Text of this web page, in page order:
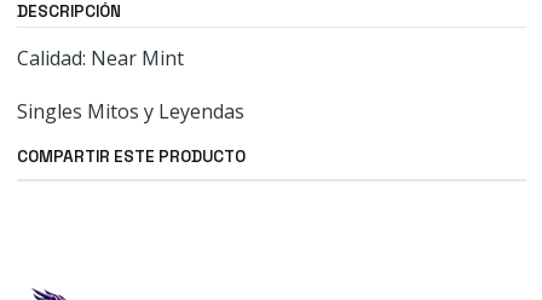
DESCRIPCIÓN
Calidad: Near Mint
Singles Mitos y Leyendas
COMPARTIR ESTE PRODUCTO